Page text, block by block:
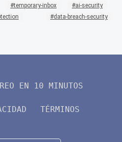
temporary-inbox
ai-security
data-breach-security
EN 10 MINUTOS
TÉRMINOS